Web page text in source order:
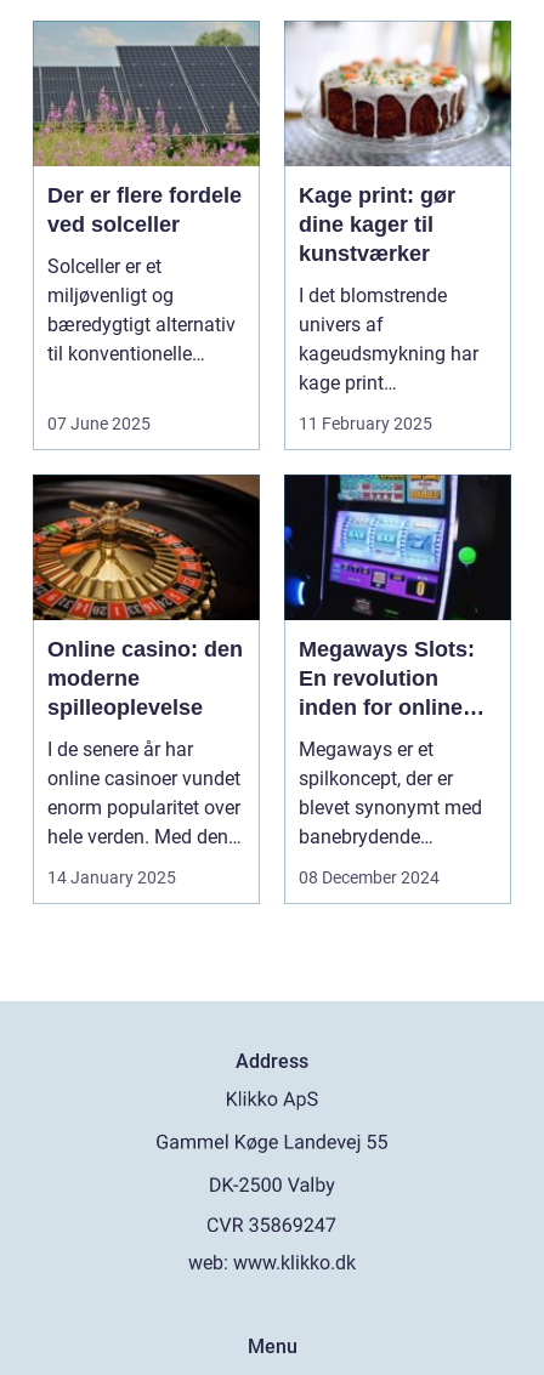
Der er flere fordele
ved solceller
Solceller er et
miljøvenligt og
bæredygtigt alternativ
til konventionelle
07 June 2025
Kage print: gør
dine kager til
kunstværker
I det blomstrende
univers af
kageudsmykning har
kage print
revolutioneret måden,
11 February 2025
Online casino: den
moderne
spilleoplevelse
I de senere år har
online casinoer vundet
enorm popularitet over
hele verden. Med den
14 January 2025
Megaways Slots:
En revolution
inden for online
spilleautomater
Megaways er et
spilkoncept, der er
blevet synonymt med
banebrydende
innovation inden for
08 December 2024
Address
web: www.klikko.dk
Menu